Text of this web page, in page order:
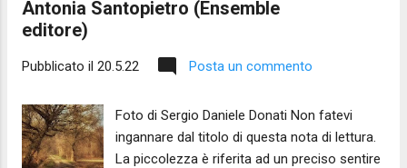
Antonia Santopietro (Ensemble
editore)
Pubblicato il 20.5.22 Posta un commento
Foto di Sergio Daniele Donati Non fatevi
ingannare dal titolo di questa nota di lettura.
La piccolezza è riferita ad un preciso sentire